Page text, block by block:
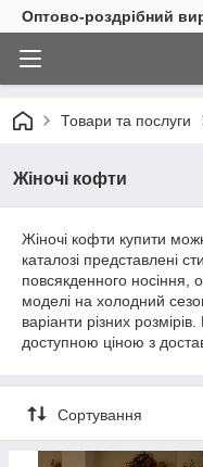
Оптово-роздрібний
Товари та послуги
Жіночі кофти
Жіночі кофти купити
каталозі представлені
повсякденного носіння,
моделі на холодний
варіанти різних
доступною ціною з
Сортування